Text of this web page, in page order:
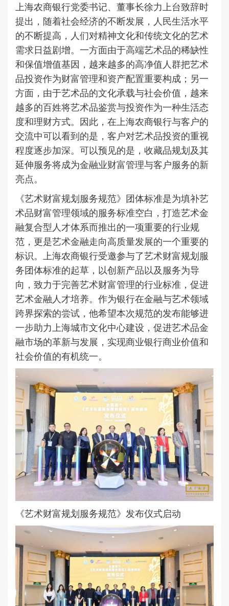
上海农商银行党委书记、董事长徐力上台致辞时
提出，随着社会经济的不断发展，人民生活水平
的不断提高，人们对精神文化和传统文化的艺术
需求日益剧增。一方面由于高端艺术品的稀缺性
和保值增值基因，越来越多的高净值人群把艺术
品投资作为财富管理和资产配置重要构成；另一
方面，由于艺术品的文化承载与社会价值，越来
越多的百姓将艺术品鉴赏与投资作为一种生活态
度和理财方式。因此，在上海农商银行与客户的
交流中可以看到的是，客户对艺术品投资的重视
程度逐步加深。可以预见的是，收藏品规划及其
延伸服务将成为金融业财富管理与客户服务的新
亮点。
《艺术财富规划服务规范》团体标准是为填补艺
术品财富管理领域的服务标准空白，打造艺术金
融复合型人才体系而推出的一项重要的行业规
范，更是艺术金融走向高质量发展的一个重要的
标识。上海农商银行受邀参与了艺术财富规划服
务团体标准的起草，以创新产品以及服务为导
向，致力于完善艺术财富管理的行业标准，促进
艺术金融人才培养。作为银行在金融与艺术领域
跨界探索的尝试，他希望本次规范的发布能够进
一步助力上海城市文化中心建设，促进艺术品金
融市场的革新与发展，实现商业银行商业价值和
社会价值的有机统一。
《艺术财富规划服务规范》发布仪式启动